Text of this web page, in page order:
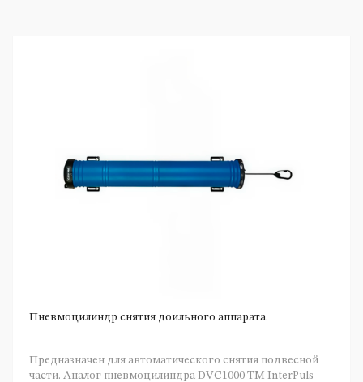
Пневмоцилиндр снятия доильного аппарата
Предназначен для автоматического снятия подвесной
части. Аналог пневмоцилиндра DVC1000 ТМ InterPuls